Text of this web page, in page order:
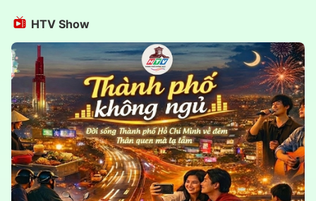
HTV Show